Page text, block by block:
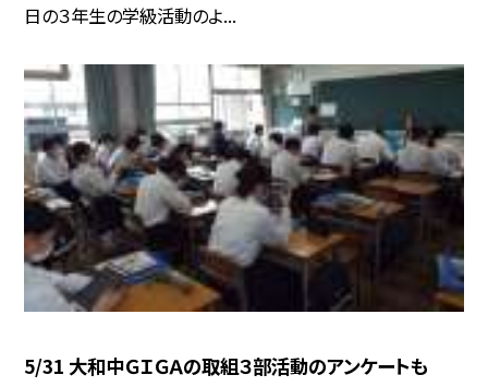
日の３年生の学級活動のよ...
5/31 大和中ＧＩＧＡの取組３部活動のアンケートも